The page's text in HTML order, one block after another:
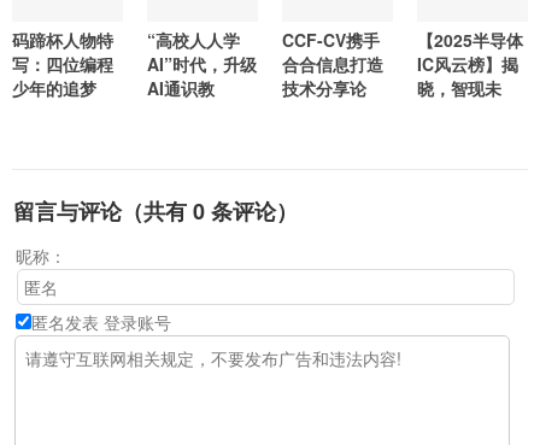
码蹄杯人物特
写：四位编程
少年的追梦
“高校人人学
AI”时代，升级
AI通识教
CCF-CV携手
合合信息打造
技术分享论
【2025半导体
IC风云榜】揭
晓，智现未
留言与评论（共有0条评论）
昵称：
匿名发表 登录账号